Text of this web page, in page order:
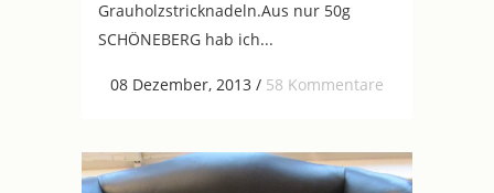
Grauholzstricknadeln.Aus nur 50g
SCHÖNEBERG hab ich...
08 Dezember, 2013 / 58 Kommentare